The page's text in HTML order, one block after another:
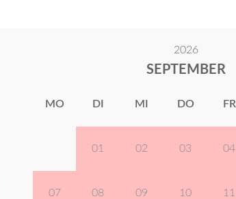
2026
SEPTEMBER
MO DI MI DO FR
01 02 03 04
07 08 09 10 11